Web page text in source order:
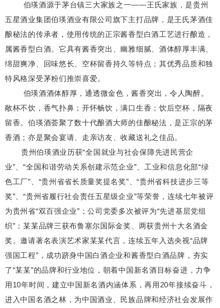
伯瑛酒源于茅台镇三大家族之一——王氏家族，是贵州
五星酒业集团伯瑛酒业有限公司旗下主打品牌，是王氏茅酒佳
酿秘法的传承者，使用传统的正宗酱香型白酒工艺进行酿造，
属酱香型白酒。它具有酱香突出、幽雅细腻、酒体醇厚丰满、
绵甜爽净、回味悠长、空杯留香持久等特点；其优秀品质和独
特风格深受茅粉们推崇喜爱。
伯瑛酒酒体醇厚，通透微金色，酱香突出，令人陶醉。
敞杯不饮，香气扑鼻；开怀畅饮，满口生香；饮后空杯，隔夜
留香。伯瑛酒荟聚了数十代酿酒大师的佳酿秘法，是正宗的茅
香酒；亦是聚会宴请、走亲访友、收藏送礼之佳品。
贵州伯瑛酒业历获“全国就业与社会保障先进民营企
业”、“全国和谐劳动关系创建示范企业”、工业和信息化部“绿
色工厂”、“贵州省省长质量奖提名奖”、“贵州省科技进步三等
奖”、“贵州省履行社会责任五星级企业”等荣誉，连续七年被评
为贵州省“双百强企业”；公司党委多次被评为“先进基层党组
织”；某某品牌三获布鲁塞尔国际金奖、两获贵州十大名酒金
奖。邀请著名表演艺术家某某代言，连续五年入选央视“品牌
强国工程”，成功跻身中国白酒企业和酱香型白酒品牌，夯实
了“某某”的品牌和行业地位，朝着中国新名酒目标奋进，力争
用10年时间，建立中国新名酒内涵体系，再用20年接续奋斗，
进入中国名酒之林，为中国酒业、民族品牌和经济社会发展作